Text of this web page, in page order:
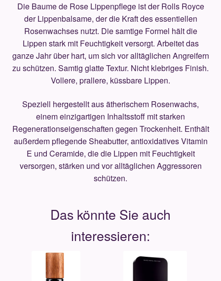
Die Baume de Rose Lippenpflege ist der Rolls Royce
der Lippenbalsame, der die Kraft des essentiellen
Rosenwachses nutzt. Die samtige Formel hält die
Lippen stark mit Feuchtigkeit versorgt. Arbeitet das
ganze Jahr über hart, um sich vor alltäglichen Angreifern
zu schützen. Samtig glatte Textur. Nicht klebriges Finish.
Vollere, prallere, küssbare Lippen.
Speziell hergestellt aus ätherischem Rosenwachs,
einem einzigartigen Inhaltsstoff mit starken
Regenerationseigenschaften gegen Trockenheit. Enthält
außerdem pflegende Sheabutter, antioxidatives Vitamin
E und Ceramide, die die Lippen mit Feuchtigkeit
versorgen, stärken und vor alltäglichen Aggressoren
schützen.